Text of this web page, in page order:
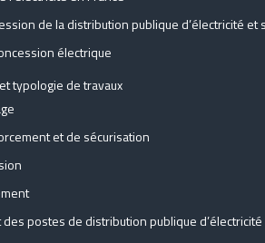
de la distribution publique d’électricité et
électrique
typologie de travaux
et de sécurisation
postes de distribution publique d’électricité